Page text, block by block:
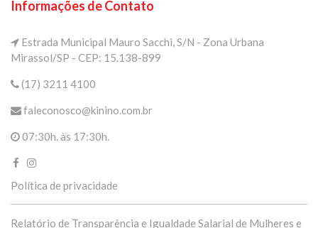
Informações de Contato
Estrada Municipal Mauro Sacchi, S/N - Zona Urbana
Mirassol/SP - CEP: 15.138-899
(17) 3211 4100
faleconosco@kinino.com.br
07:30h. às 17:30h.
Política de privacidade
Relatório de Transparência e Igualdade Salarial de Mulheres e